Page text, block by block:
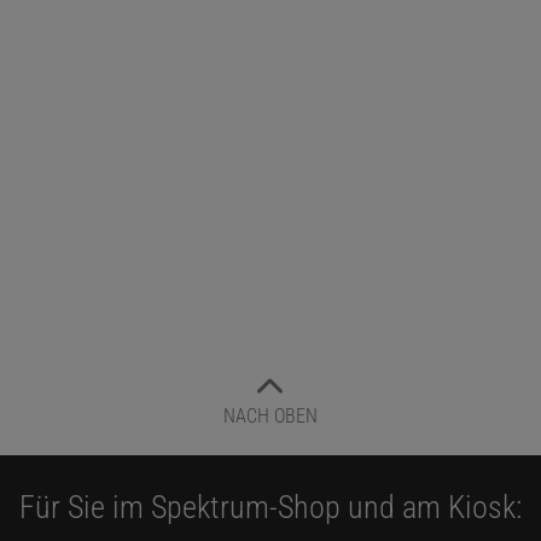
Noch kein Abo? Jetzt abonnieren!
Ausgabe als PDF-Download (EUR 6,99)
NACH OBEN
Für Sie im Spektrum-Shop und am Kiosk: